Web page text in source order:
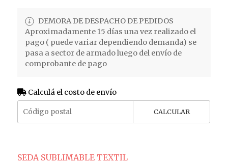
DEMORA DE DESPACHO DE PEDIDOS
Aproximadamente 15 días una vez realizado el
pago ( puede variar dependiendo demanda) se
pasa a sector de armado luego del envío de
comprobante de pago
Calculá el costo de envío
CALCULAR
SEDA SUBLIMABLE TEXTIL